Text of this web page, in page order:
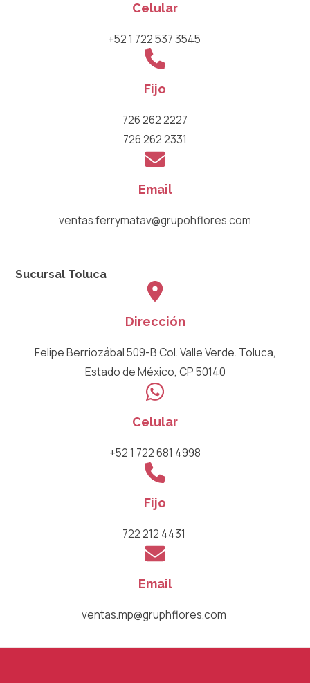
Celular
+52 1 722 537 3545 ​
Fijo
726 262 2227
726 262 2331​
Email
ventas.ferrymatav@grupohflores.com
Sucursal Toluca
Dirección
Felipe Berriozábal 509-B Col. Valle Verde. Toluca,
Estado de México, CP 50140
Celular
+52 1 722 681 4998​
Fijo
722 212 4431​ ​
Email
ventas.mp@gruphflores.com ​